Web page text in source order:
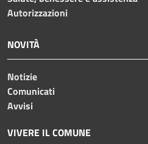
Autorizzazioni
NOVITÀ
Notizie
Comunicati
Avvisi
VIVERE IL COMUNE